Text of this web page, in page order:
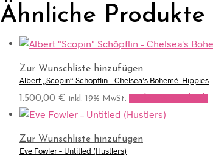
Ähnliche Produkte
Zur Wunschliste hinzufügen
Albert „Scopin“ Schöpflin – Chelsea’s Bohemé: Hippies
1.500,00 € inkl. 19% MwSt.
Zur Wunschliste hinzufügen
Eve Fowler – Untitled (Hustlers)